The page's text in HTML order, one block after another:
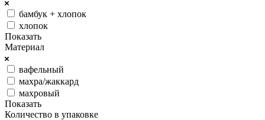
бамбук + хлопок
хлопок
Показать
Материал
вафельный
махра/жаккард
махровый
Показать
Количество в упаковке